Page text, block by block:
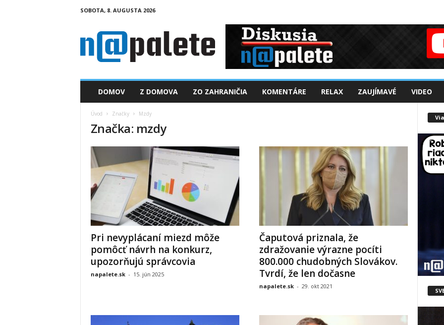
SOBOTA, 8. AUGUSTA 2026
a
DOMOV Z DOMOVA ZO ZAHRANIČIA KOMENTÁRE RELAX ZAUJÍMAVÉ VIDEO
Úvod Značky Mzdy
Značka: mzdy
Pri nevyplácaní miezd môže
pomôcť návrh na konkurz,
upozorňujú správcovia
napalete.sk - 15. jún 2025
Čaputová priznala, že
zdražovanie výrazne pocíti
800.000 chudobných Slovákov.
Tvrdí, že len dočasne
napalete.sk - 29. okt 2021